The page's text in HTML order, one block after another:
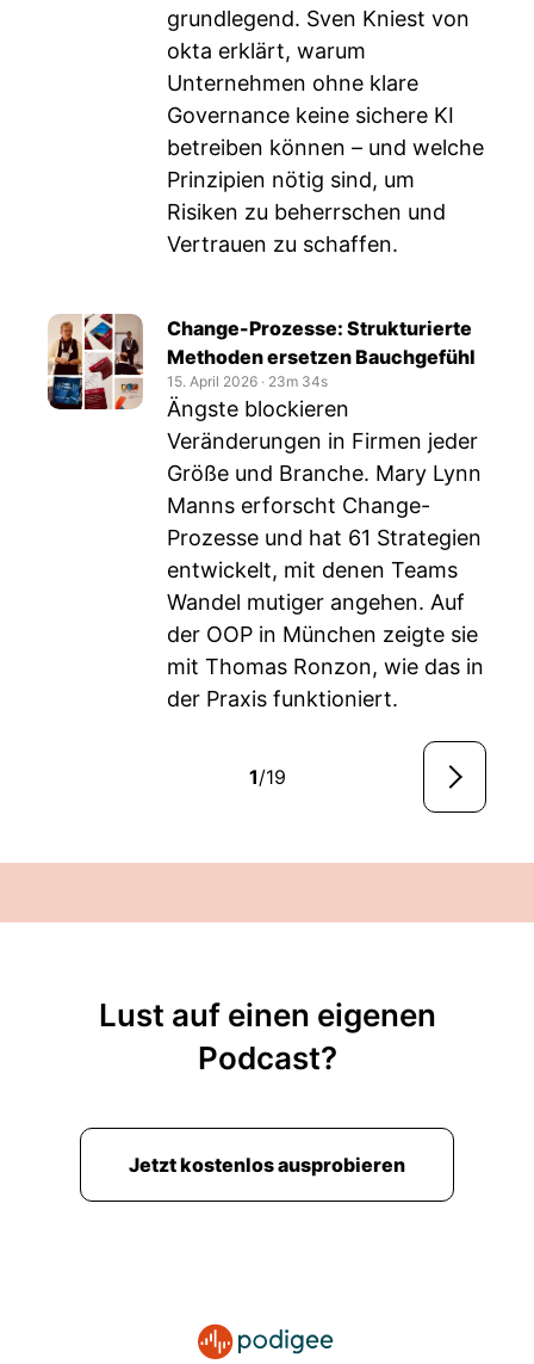
grundlegend. Sven Kniest von
okta erklärt, warum
Unternehmen ohne klare
Governance keine sichere KI
betreiben können – und welche
Prinzipien nötig sind, um
Risiken zu beherrschen und
Vertrauen zu schaffen.
Change-Prozesse: Strukturierte
Methoden ersetzen Bauchgefühl
15. April 2026 ‧ 23m 34s
Ängste blockieren
Veränderungen in Firmen jeder
Größe und Branche. Mary Lynn
Manns erforscht Change-
Prozesse und hat 61 Strategien
entwickelt, mit denen Teams
Wandel mutiger angehen. Auf
der OOP in München zeigte sie
mit Thomas Ronzon, wie das in
der Praxis funktioniert.
1/19
Lust auf einen eigenen
Podcast?
Jetzt kostenlos ausprobieren